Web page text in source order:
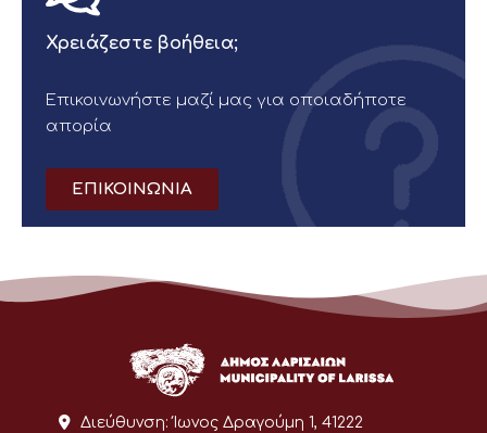
Χρειάζεστε βοήθεια;
Επικοινωνήστε μαζί μας για οποιαδήποτε
απορία
ΕΠΙΚΟΙΝΩΝΙΑ
Διεύθυνση: Ίωνος Δραγούμη 1, 41222